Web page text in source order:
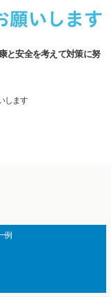
と安全を考えて対策に努
します
例